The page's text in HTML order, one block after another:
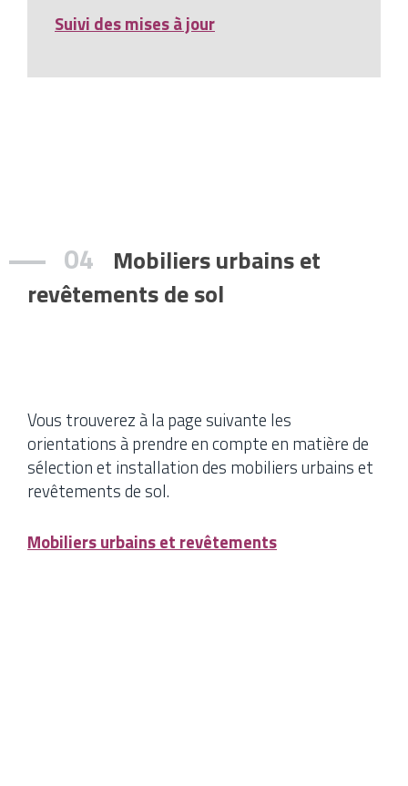
Suivi des mises à jour
04
Mobiliers urbains et
revêtements de sol
Vous trouverez à la page suivante les
orientations à prendre en compte en matière de
sélection et installation des mobiliers urbains et
revêtements de sol.
Mobiliers urbains et revêtements